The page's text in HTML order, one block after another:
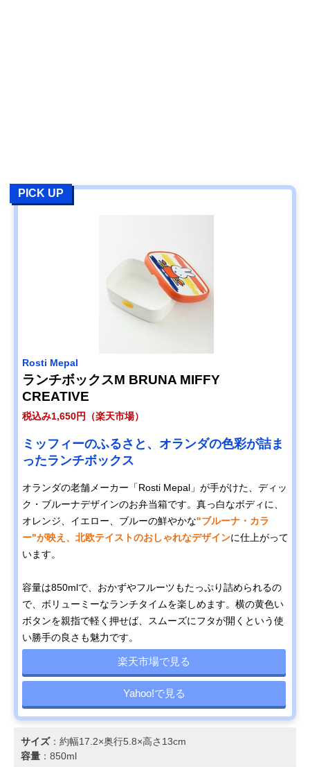
PICK UP
Rosti Mepal
ランチボックスM BRUNA MIFFY
CREATIVE
税込み1,650円（楽天市場）
ミッフィーのふるさと、オランダの色彩が詰ま
ったランチボックス
オランダの老舗メーカー「Rosti Mepal」が手がけた、ディッ
ク・ブルーナデザインのお弁当箱です。真っ白なボディに、
オレンジ、イエロー、ブルーの鮮やかな"ブルーナ・カラ
ー"が映え、北欧テイストのおしゃれなデザインに仕上がって
います。
容量は850mlで、おかずやフルーツもたっぷり詰められるの
で、ボリューミーなランチタイムを楽しめます。横の黄色い
ボタンを親指で軽く押せば、スムーズにフタが開くという使
い勝手の良さも魅力です。
楽天市場で見る
Yahoo!で見る
サイズ：約幅17.2×奥行5.8×高さ13cm
容量 ：850ml